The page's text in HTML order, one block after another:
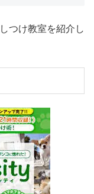
つけ教室を紹介し